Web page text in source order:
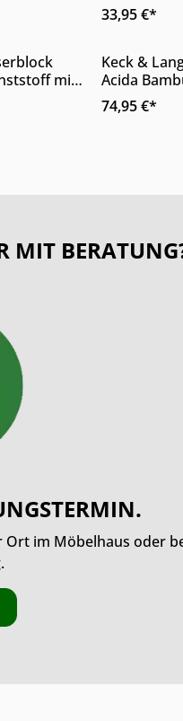
rostfreier
33,95 €*
Wert ein
Gib den
mit
erhältlich
Keck &
Acida
Messern
74,95 €*
MIT
im Möbelhaus oder